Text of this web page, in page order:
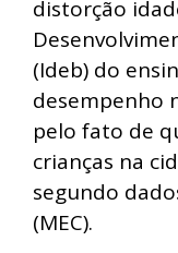
distorção
(Ideb) do
desempenho
pelo fato de
crianças na
segundo
(MEC).